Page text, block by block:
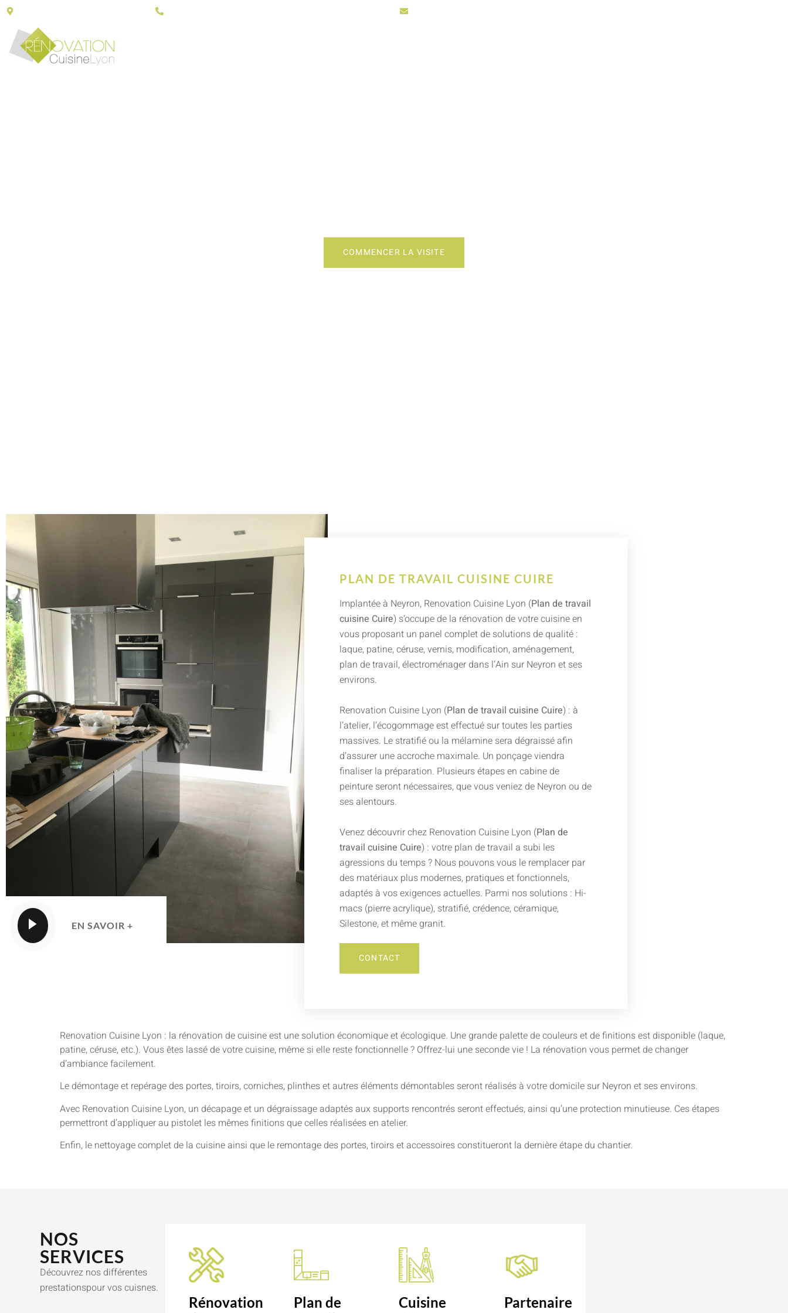
COMMENCER LA VISITE
EN SAVOIR +
PLAN DE TRAVAIL CUISINE CUIRE
Implantée à Neyron, Renovation Cuisine Lyon (Plan de travail
cuisine Cuire) s’occupe de la rénovation de votre cuisine en
vous proposant un panel complet de solutions de qualité :
laque, patine, céruse, vernis, modification, aménagement,
plan de travail, électroménager dans l’Ain sur Neyron et ses
environs.
Renovation Cuisine Lyon (Plan de travail cuisine Cuire) : à
l’atelier, l’écogommage est effectué sur toutes les parties
massives. Le stratifié ou la mélamine sera dégraissé afin
d’assurer une accroche maximale. Un ponçage viendra
finaliser la préparation. Plusieurs étapes en cabine de
peinture seront nécessaires, que vous veniez de Neyron ou de
ses alentours.
Venez découvrir chez Renovation Cuisine Lyon (Plan de
travail cuisine Cuire) : votre plan de travail a subi les
agressions du temps ? Nous pouvons vous le remplacer par
des matériaux plus modernes, pratiques et fonctionnels,
adaptés à vos exigences actuelles. Parmi nos solutions : Hi-
macs (pierre acrylique), stratifié, crédence, céramique,
Silestone, et même granit.
CONTACT
Renovation Cuisine Lyon : la rénovation de cuisine est une solution économique et écologique. Une grande palette de couleurs et de finitions est disponible (laque,
patine, céruse, etc.). Vous êtes lassé de votre cuisine, même si elle reste fonctionnelle ? Offrez-lui une seconde vie ! La rénovation vous permet de changer
d’ambiance facilement.
Le démontage et repérage des portes, tiroirs, corniches, plinthes et autres éléments démontables seront réalisés à votre domicile sur Neyron et ses environs.
Avec Renovation Cuisine Lyon, un décapage et un dégraissage adaptés aux supports rencontrés seront effectués, ainsi qu’une protection minutieuse. Ces étapes
permettront d’appliquer au pistolet les mêmes finitions que celles réalisées en atelier.
Enfin, le nettoyage complet de la cuisine ainsi que le remontage des portes, tiroirs et accessoires constitueront la dernière étape du chantier.
NOS
SERVICES
Découvrez nos différentes
prestationspour vos cuisnes.
Rénovation
Plan de
Cuisine
Partenaire